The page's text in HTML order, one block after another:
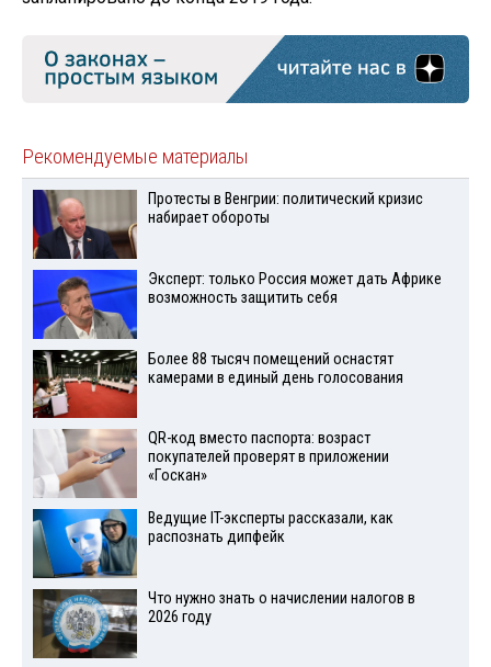
Рекомендуемые материалы
Протесты в Венгрии: политический кризис
набирает обороты
Эксперт: только Россия может дать Африке
возможность защитить себя
Более 88 тысяч помещений оснастят
камерами в единый день голосования
QR-код вместо паспорта: возраст
покупателей проверят в приложении
«Госкан»
Ведущие IT-эксперты рассказали, как
распознать дипфейк
Что нужно знать о начислении налогов в
2026 году